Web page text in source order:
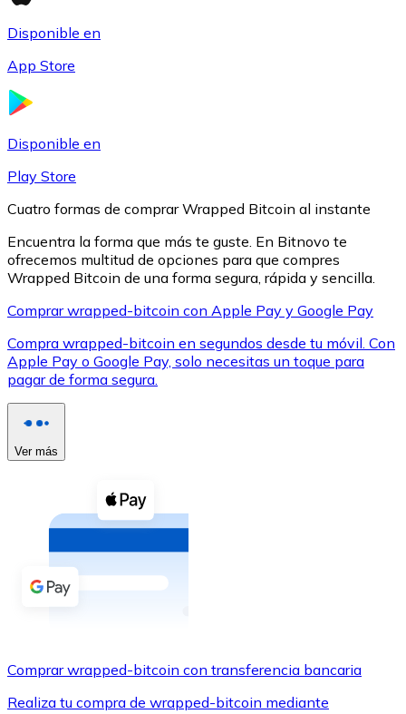
XRP
XRP
Efectivo
Comprar con efectivo
Transferencia SEPA
Añade fondos a tu cuenta Bitnovo o realiza compras
Utiliza tarjetas Visa y Mastercard para comprar
Disponible en
App Store
Disponible en
Play Store
Cuatro formas de comprar Wrapped Bitcoin al instante
Encuentra la forma que más te guste. En Bitnovo te
ofrecemos multitud de opciones para que compres
Wrapped Bitcoin de una forma segura, rápida y sencilla.
Comprar wrapped-bitcoin con Apple Pay y Google Pay
Compra wrapped-bitcoin en segundos desde tu móvil. Con
Apple Pay o Google Pay, solo necesitas un toque para
pagar de forma segura.
Ver más
Comprar wrapped-bitcoin con transferencia bancaria
Realiza tu compra de wrapped-bitcoin mediante